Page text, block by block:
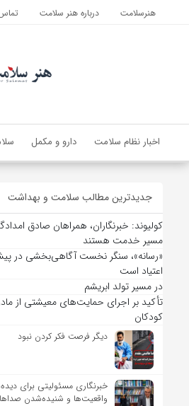
هنرسلامت درباره هنر سلامت
اخبار نظام سلامت دارو و مکمل
جدیدترین مطالب سلامت و بهداشت
کولیوند: خبرنگاران، همراهان صادق
مسیر خدمت هستند
«رسانه»، سنگر نخست آگاهی‌بخشی در
اعتیاد است
در مسیر تولد ابریشم
تأکید بر اجرای حمایت‌های معیشتی از
کودکان
دیگر فرصت فکر کردن نبود
خبرنگاری مسئولیتی برای
واقعیت‌ها و شنیده‌شدن صداها